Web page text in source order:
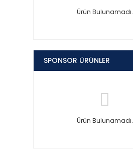
Ürün Bulunamadı.
SPONSOR ÜRÜNLER
Ürün Bulunamadı.